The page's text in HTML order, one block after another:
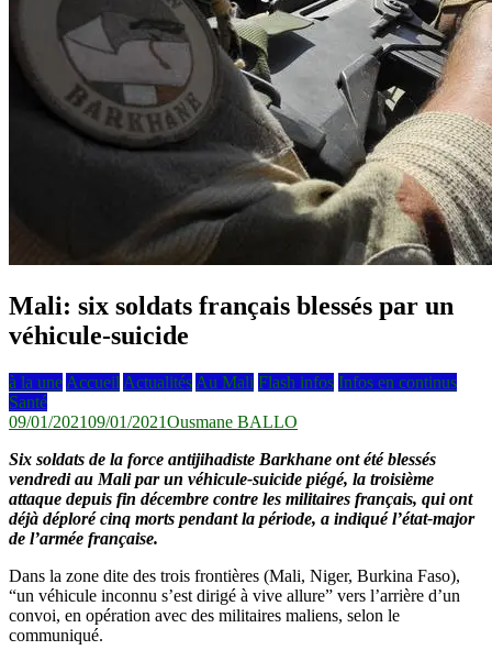
Mali: six soldats français blessés par un
véhicule-suicide
à la une Accueil Actualités Au Mali Flash infos Infos en continus
Santé
09/01/202109/01/2021Ousmane BALLO
Six soldats de la force antijihadiste Barkhane ont été blessés
vendredi au Mali par un véhicule-suicide piégé, la troisième
attaque depuis fin décembre contre les militaires français, qui ont
déjà déploré cinq morts pendant la période, a indiqué l’état-major
de l’armée française.
Dans la zone dite des trois frontières (Mali, Niger, Burkina Faso),
“un véhicule inconnu s’est dirigé à vive allure” vers l’arrière d’un
convoi, en opération avec des militaires maliens, selon le
communiqué.